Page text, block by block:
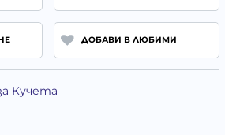
ДОБАВИ В ЛЮБИМИ
Кучета